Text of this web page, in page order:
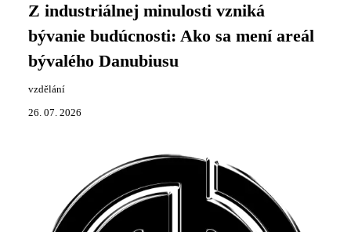
Z industriálnej minulosti vzniká
bývanie budúcnosti: Ako sa mení areál
bývalého Danubiusu
vzdělání
26. 07. 2026